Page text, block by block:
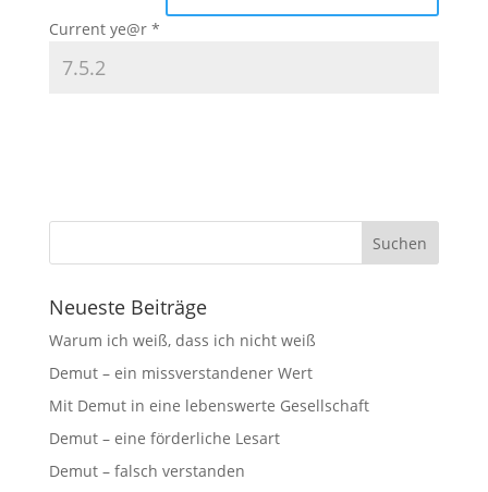
Current ye@r *
Neueste Beiträge
Warum ich weiß, dass ich nicht weiß
Demut – ein missverstandener Wert
Mit Demut in eine lebenswerte Gesellschaft
Demut – eine förderliche Lesart
Demut – falsch verstanden